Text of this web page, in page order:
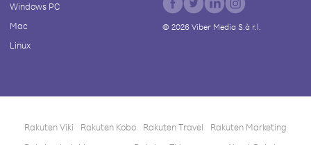
Windows PC
Mac
Linux
© 2026Viber Media S.à r.l.
Rakuten Viki Rakuten Kobo Rakuten Travel
Rakuten Marketing